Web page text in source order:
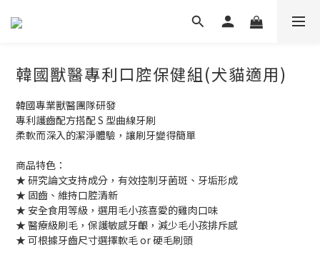
韓國獸醫專利口腔保健組(犬貓適用)
韓國專業獸醫團隊研發
專利護齒配方搭配 S 型曲線牙刷
柔軟而深入的潔淨體驗，讓刷牙變得簡單
商品特色：
★ 研究論文支持成分，有效控制牙菌斑、牙垢形成
★ 固齒、維持口腔清新
★ 安全食用等級，選用毛小孩喜愛的雞肉口味
★ 醫療級刷毛，保護敏感牙齦，減少毛小孩排斥感
★ 可根據牙齒尺寸選擇軟毛 or 硬毛刷頭